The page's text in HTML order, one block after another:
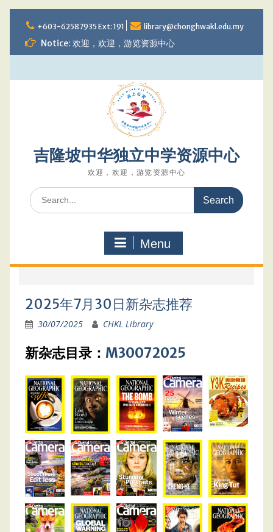
to
content
+603-62587935 Ext: 191 library@chonghwakl.edu.my
Notice: 欢迎，欢迎，游览资源中心
吉隆坡中华独立中学资源中心
欢迎，欢迎，游览资源中心
Search
for:
Menu
2025年7月30日新杂志推荐
30/07/2025 CHKL Library
新杂志目录： M30072025